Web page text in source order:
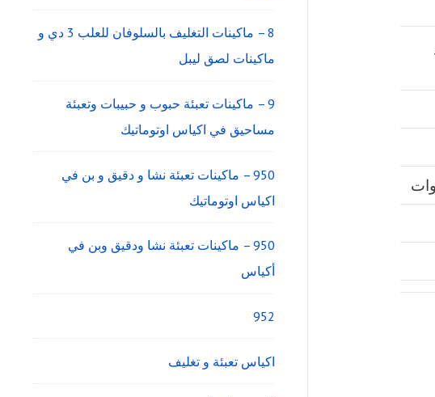
8 – ماكينات التغليف بالسلوفان للعلب 3 دي و
ماكينات لصق ليبل
9 – ماكينات تعبئة حبوب و حبيبات وتعبئة
مساحيق في اكياس اوتوماتيك
950 – ماكينات تعبئة نشا و دقيق و بن في
اكياس اوتوماتيك
950 – ماكينات تعبئة نشا ودقيق وبن في
أكياس
952
اكياس تعبئة و تغليف